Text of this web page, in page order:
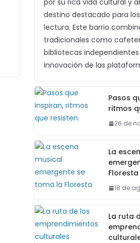
por su rica vida cultural y
destino destacado para
lectura. Este barrio
tradicionales como
bibliotecas
innovación de las
Pasos
ritmos
26 de
La
Floresta
18 de
La ruta